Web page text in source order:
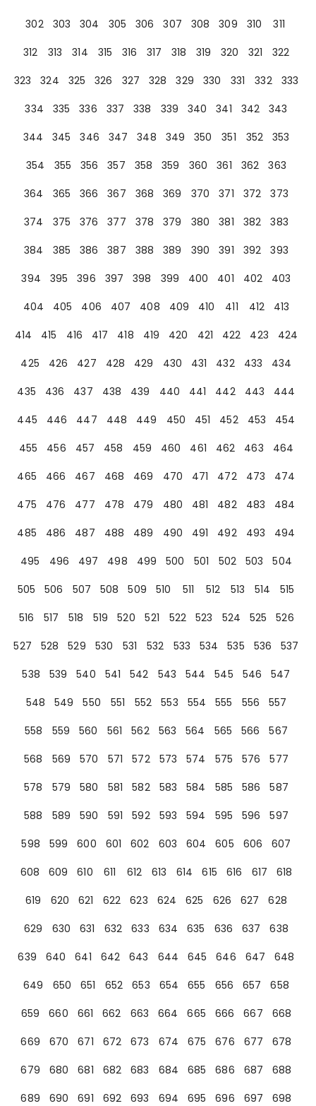
302
303 304 305 306 307 308 309 310
311
312
313 314 315 316 317 318 319 320 321
322
323
324 325 326 327 328 329 330 331 332
333
334
335 336 337 338 339 340 341 342
343
344
345 346 347 348 349 350 351 352
353
354
355 356 357 358 359 360 361 362
363
364
365 366 367 368 369 370 371 372
373
374
375 376 377 378 379 380 381 382
383
384
385 386 387 388 389 390 391 392
393
394
395 396 397 398 399 400 401 402
403
404
405 406 407 408 409 410 411 412
413
414
415 416 417 418 419 420 421 422 423
424
425
426 427 428 429 430 431 432 433
434
435
436 437 438 439 440 441 442 443
444
445
446 447 448 449 450 451 452 453
454
455
456 457 458 459 460 461 462 463
464
465
466 467 468 469 470 471 472 473
474
475
476 477 478 479 480 481 482 483
484
485
486 487 488 489 490 491 492 493
494
495
496 497 498 499 500 501 502 503
504
505
506 507 508 509 510 511 512 513 514
515
516
517 518 519 520 521 522 523 524 525
526
527
528 529 530 531 532 533 534 535 536
537
538
539 540 541 542 543 544 545 546
547
548
549 550 551 552 553 554 555 556
557
558
559 560 561 562 563 564 565 566
567
568
569 570 571 572 573 574 575 576
577
578
579 580 581 582 583 584 585 586
587
588
589 590 591 592 593 594 595 596
597
598
599 600 601 602 603 604 605 606
607
608
609 610 611 612 613 614 615 616 617
618
619
620 621 622 623 624 625 626 627
628
629
630 631 632 633 634 635 636 637
638
639
640 641 642 643 644 645 646 647
648
649
650 651 652 653 654 655 656 657
658
659
660 661 662 663 664 665 666 667
668
669
670 671 672 673 674 675 676 677
678
679
680 681 682 683 684 685 686 687
688
689
690 691 692 693 694 695 696 697
698